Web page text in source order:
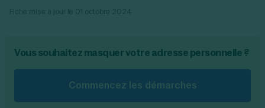
Vous souhaitez masquer votre adresse personnelle ?
Commencez les démarches